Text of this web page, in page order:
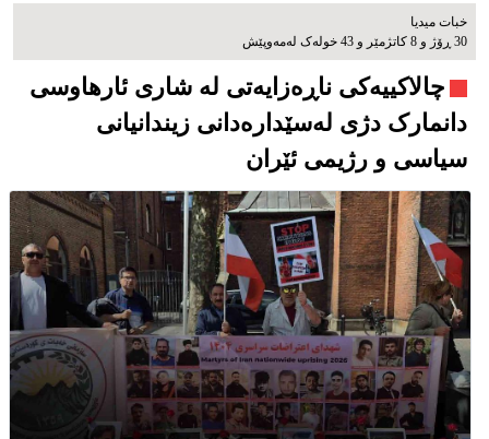
خبات میدیا
30 ڕۆژ و 8 کاتژمێر و 43 خوله‌ک له‌مه‌وپێش‌
چالاکییەکی ناڕەزایەتی لە شاری ئارهاوسی
دانمارک دژی لەسێدارەدانی زیندانیانی
سیاسی و رژیمی ئێران